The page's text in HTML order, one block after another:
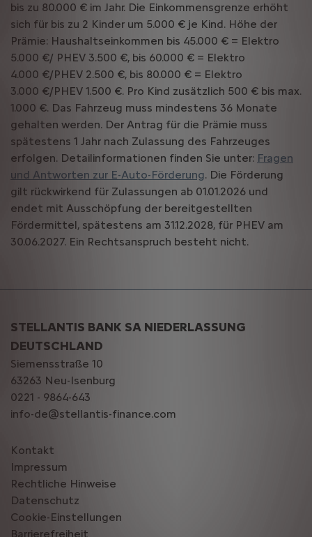
bis zu 80.000 € im Jahr. Die Einkommensgrenze erhöht
sich für bis zu 2 Kinder um 5.000 € je Kind. Höhe der
Prämie: Haushaltseinkommen bis 45.000 € = Elektro
5.000 €/ PHEV 3.500 €, bis 60.000 € = Elektro
4.000 €/PHEV 2.500 €, bis 80.000 € = Elektro
3.000 €/PHEV 1.500 €. Pro Kind zusätzlich 500 € bis max.
1.000 €. Das Fahrzeug muss mindestens 36 Monate
gehalten werden. Der Antrag für die Prämie muss
spätestens 1 Jahr nach Zulassung des Fahrzeuges
erfolgen. Detailinformationen finden Sie unter: Fragen
und Antworten zur E-Auto-Förderung. Die Förderung
gilt rückwirkend für Zulassungen ab 01.01.2026 und
endet mit Ausschöpfung der bereitgestellten
Fördermittel, spätestens am 31.12.2028, für PHEV am
30.06.2027. Ein Rechtsanspruch besteht nicht.
STELLANTIS BANK SA NIEDERLASSUNG
DEUTSCHLAND
Siemensstraße 10
63263 Neu-Isenburg
0221 - 9864-643
info-de@stellantis-finance.com
Kontakt
Impressum
Rechtliche Hinweise
Datenschutz
Cookie-Einstellungen
Barrierefreiheit